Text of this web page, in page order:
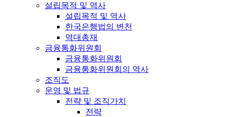
설립목적 및 역사
설립목적 및 역사
한국은행법의 변천
역대총재
금융통화위원회
금융통화위원회
금융통화위원회의 역사
조직도
운영 및 법규
전략 및 조직가치
전략